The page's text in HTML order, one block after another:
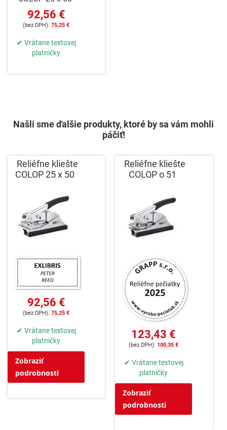
92,56 €
75,25 €
✔ Vrátane textovej
platničky
Našli sme ďalšie produkty, ktoré by sa vám mohli
páčiť!
Reliéfne kliešte
COLOP 25 x 50
92,56 €
75,25 €
✔ Vrátane textovej
platničky
Zobraziť
podrobnosti
Reliéfne kliešte
COLOP o 51
123,43 €
100,35 €
✔ Vrátane textovej
platničky
Zobraziť
podrobnosti